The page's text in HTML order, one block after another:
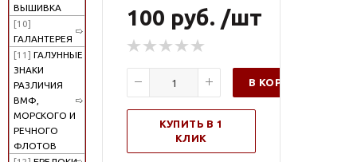
ВЫШИВКА
[10]
ГАЛАНТЕРЕЯ
[11] ГАЛУННЫЕ
ЗНАКИ
РАЗЛИЧИЯ
ВМФ,
МОРСКОГО И
РЕЧНОГО
ФЛОТОВ
100 руб. /шт
В КОРЗИНУ
КУПИТЬ В 1
КЛИК